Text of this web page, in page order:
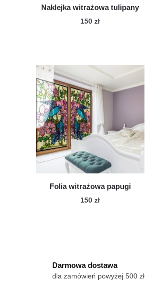
Naklejka witrażowa tulipany
150zł
Folia witrażowa papugi
150zł
Darmowa dostawa
dla zamówień powyżej 500 zł